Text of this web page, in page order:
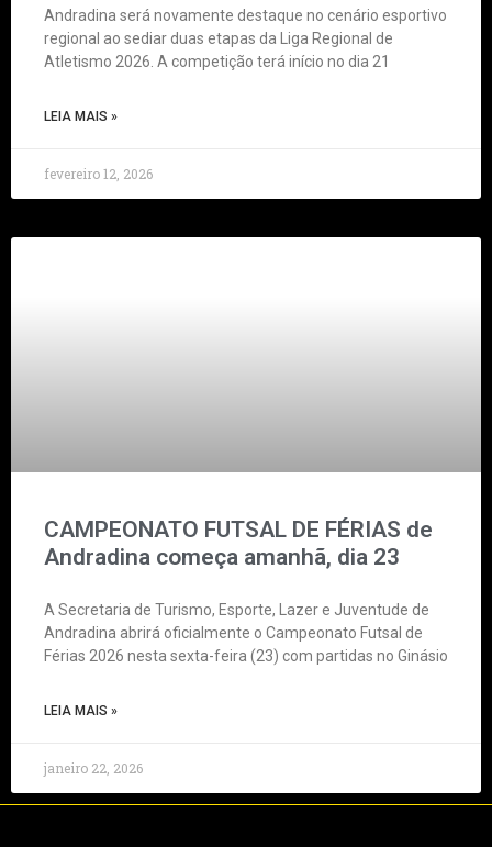
Andradina será novamente destaque no cenário esportivo
regional ao sediar duas etapas da Liga Regional de
Atletismo 2026. A competição terá início no dia 21
LEIA MAIS »
fevereiro 12, 2026
CAMPEONATO FUTSAL DE FÉRIAS de
Andradina começa amanhã, dia 23
A Secretaria de Turismo, Esporte, Lazer e Juventude de
Andradina abrirá oficialmente o Campeonato Futsal de
Férias 2026 nesta sexta-feira (23) com partidas no Ginásio
LEIA MAIS »
janeiro 22, 2026